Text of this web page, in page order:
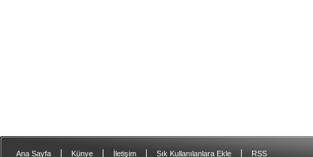
Ana Sayfa Künye İletişim Sık Kullanılanlara Ekle RSS